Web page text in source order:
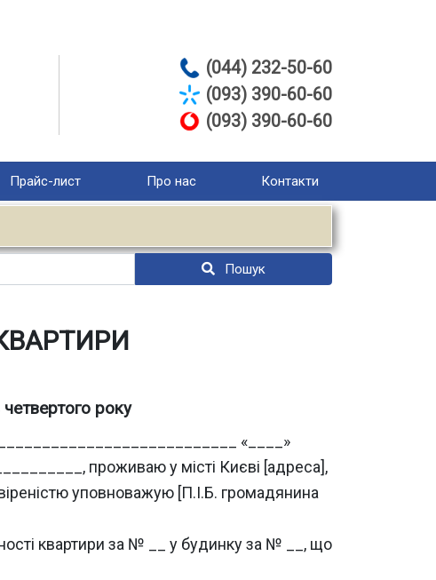
(044) 232-50-60
(093) 390-60-60
(093) 390-60-60
Прайс-лист Про нас Контакти
Пошук
року
«____»
проживаю у місті Києві [адреса],
уповноважую [П.І.Б. громадянина
квартири за № __ у будинку за № __, що